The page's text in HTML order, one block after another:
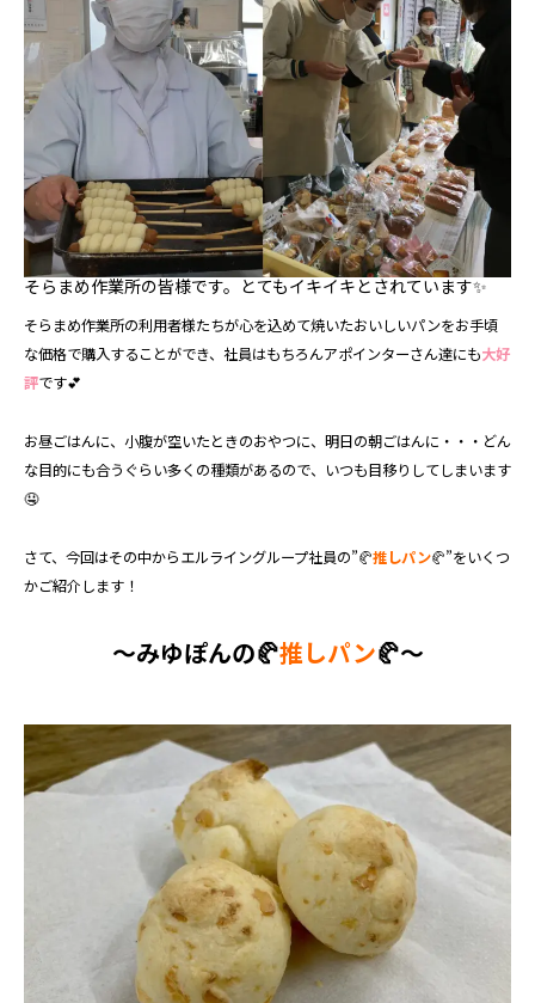
そらまめ作業所の皆様です。とてもイキイキとされています✨
そらまめ作業所の利用者様たちが心を込めて焼いたおいしいパンをお手頃
な価格で購入することができ、社員はもちろんアポインターさん達にも大好
評です💕
お昼ごはんに、小腹が空いたときのおやつに、明日の朝ごはんに・・・どん
な目的にも合うぐらい多くの種類があるので、いつも目移りしてしまいます
🤤
さて、今回はその中からエルライングループ社員の”🥐推しパン🥐”をいくつ
かご紹介します！
～みゆぽんの🥐推しパン🥐～